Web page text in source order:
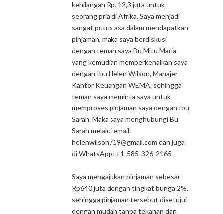
kehilangan Rp. 12,3 juta untuk
seorang pria di Afrika. Saya menjadi
sangat putus asa dalam mendapatkan
pinjaman, maka saya berdiskusi
dengan teman saya Bu Mitu Maria
yang kemudian memperkenalkan saya
dengan Ibu Helen Wilson, Manajer
Kantor Keuangan WEMA, sehingga
teman saya meminta saya untuk
memproses pinjaman saya dengan Ibu
Sarah. Maka saya menghubungi Bu
Sarah melalui email:
helenwilson719@gmail.com dan juga
di WhatsApp: +1-585-326-2165
Saya mengajukan pinjaman sebesar
Rp640 juta dengan tingkat bunga 2%,
sehingga pinjaman tersebut disetujui
dengan mudah tanpa tekanan dan